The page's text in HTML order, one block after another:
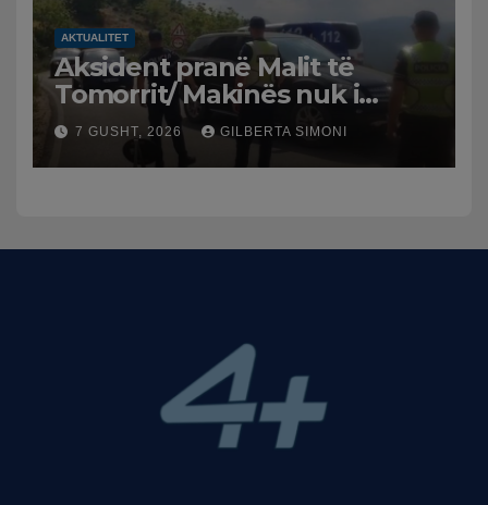
AKTUALITET
Aksident pranë Malit të
Tomorrit/ Makinës nuk i
punuan frenat dhe doli nga
rruga, plagosen 7 persona,
dy në gjendje të rëndë te
7 GUSHT, 2026 GILBERTA SIMONI